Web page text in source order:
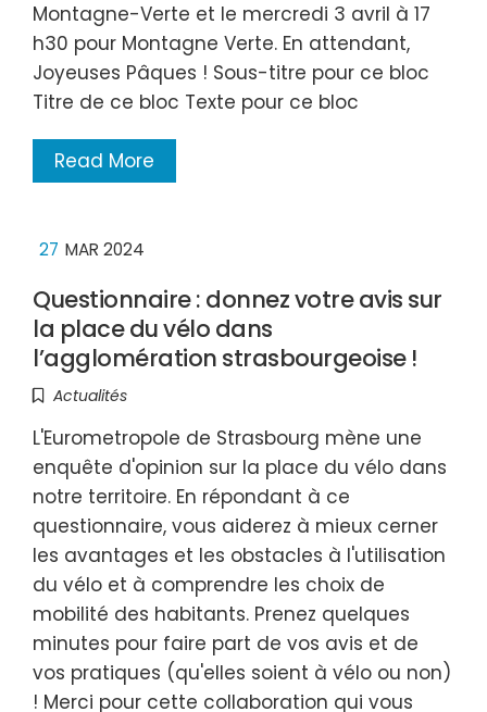
Montagne-Verte et le mercredi 3 avril à 17
h30 pour Montagne Verte. En attendant,
Joyeuses Pâques ! Sous-titre pour ce bloc
Titre de ce bloc Texte pour ce bloc
Read More
27 MAR 2024
Questionnaire : donnez votre avis sur
la place du vélo dans
l’agglomération strasbourgeoise !
Actualités
L'Eurometropole de Strasbourg mène une
enquête d'opinion sur la place du vélo dans
notre territoire. En répondant à ce
questionnaire, vous aiderez à mieux cerner
les avantages et les obstacles à l'utilisation
du vélo et à comprendre les choix de
mobilité des habitants. Prenez quelques
minutes pour faire part de vos avis et de
vos pratiques (qu'elles soient à vélo ou non)
! Merci pour cette collaboration qui vous